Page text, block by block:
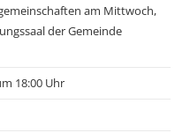
am Mittwoch,
der Gemeinde
18:00 Uhr